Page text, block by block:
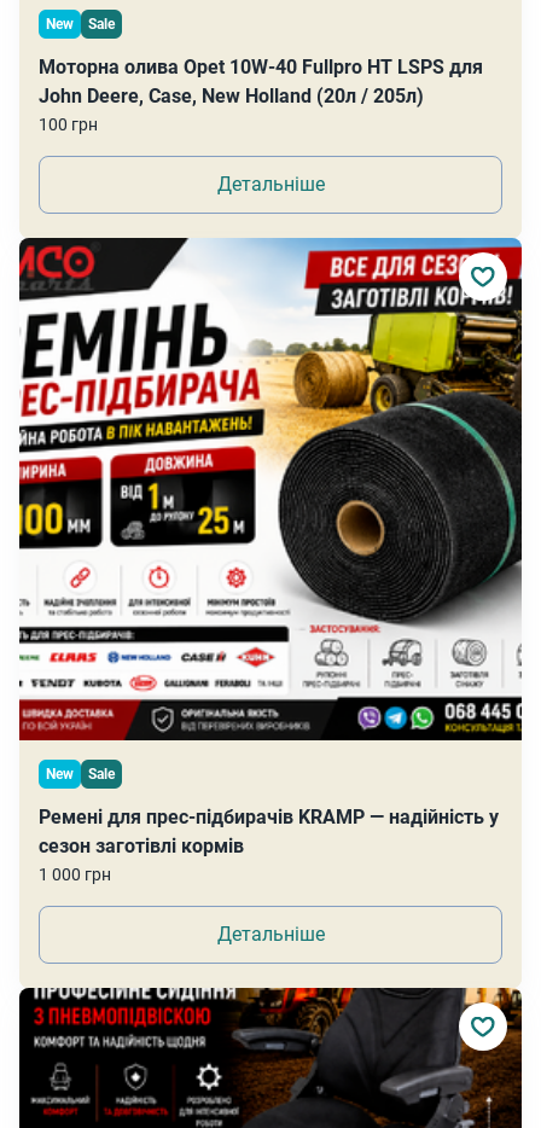
New Sale
Моторна олива Opet 10W-40 Fullpro HT LSPS для
John Deere, Case, New Holland (20л / 205л)
100 грн
Детальніше
New Sale
Ремені для прес-підбирачів KRAMP — надійність у
сезон заготівлі кормів
1 000 грн
Детальніше